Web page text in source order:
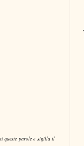
queste parole e sigilla il